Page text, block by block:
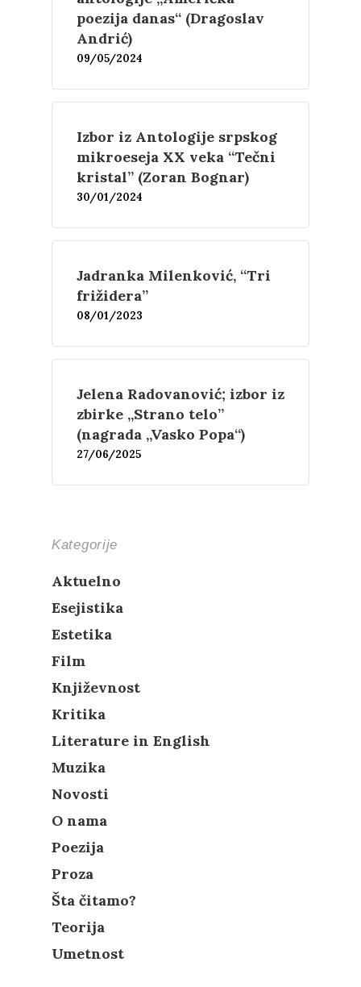
poezija danas“ (Dragoslav
Andrić)
09/05/2024
Izbor iz Antologije srpskog
mikroeseja XX veka “Tečni
kristal” (Zoran Bognar)
30/01/2024
Jadranka Milenković, “Tri
frižidera”
08/01/2023
Jelena Radovanović; izbor iz
zbirke „Strano telo”
(nagrada „Vasko Popa“)
27/06/2025
Kategorije
Aktuelno
Esejistika
Estetika
Film
Književnost
Kritika
Literature in English
Muzika
Novosti
O nama
Poezija
Proza
Šta čitamo?
Teorija
Umetnost
Film
Novosti
Skup “Estetika
Kontakt